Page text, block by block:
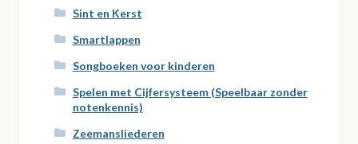
Sint en Kerst
Smartlappen
Songboeken voor kinderen
Spelen met Cijfersysteem (Speelbaar zonder
notenkennis)
Zeemansliederen